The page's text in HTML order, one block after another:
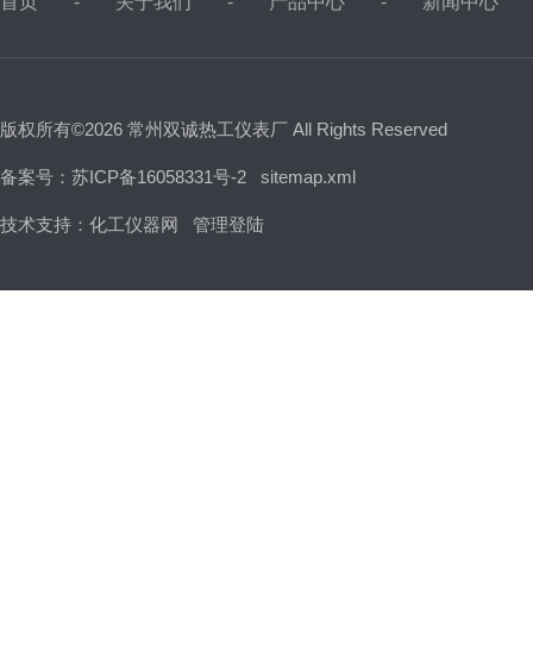
版权所有©2026 常州双诚热工仪表厂 All Rights Reserved
备案号：苏ICP备16058331号-2 sitemap.xml
技术支持： 化工仪器网 管理登陆